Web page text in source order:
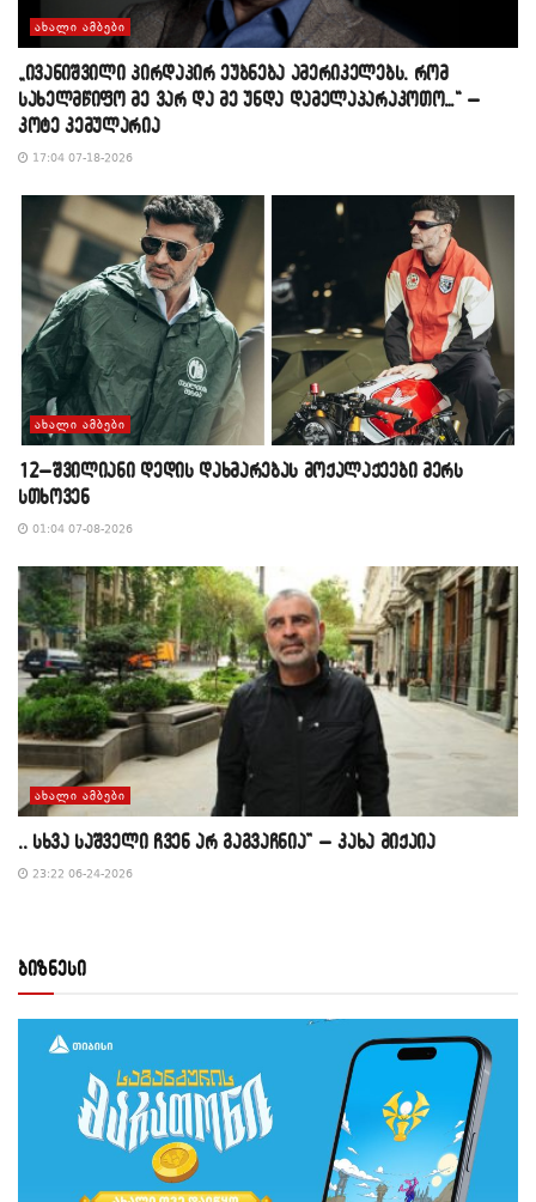
ᲐᲮᲐᲚᲘ ᲐᲛᲑᲔᲑᲘ
„ივანიშვილი პირდაპირ ეუბნება ამერიკელებს, რომ
სახელმწიფო მე ვარ და მე უნდა დამელაპარაკოთო…“ –
კოტე კემულარია
17:04 07-18-2026
ᲐᲮᲐᲚᲘ ᲐᲛᲑᲔᲑᲘ
12–შვილიანი დედის დახმარებას მოქალაქეები მერს
სთხოვენ
01:04 07-08-2026
ᲐᲮᲐᲚᲘ ᲐᲛᲑᲔᲑᲘ
,, სხვა საშველი ჩვენ არ გაგვაჩნია” – კახა მიქაია
23:22 06-24-2026
ბიზნესი